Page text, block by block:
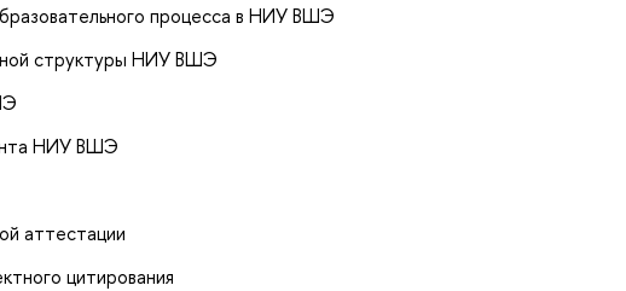
процесса в НИУ ВШЭ
структуры НИУ ВШЭ
НИУ ВШЭ
аттестации
цитирования